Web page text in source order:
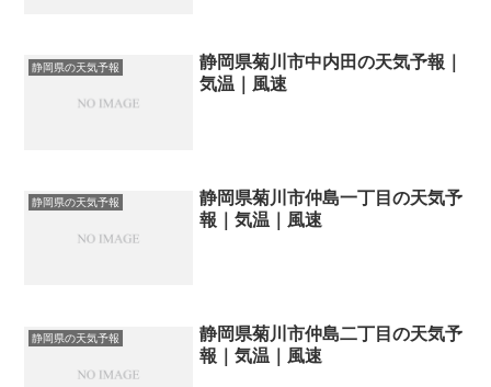
静岡県の天気予報
静岡県菊川市中内田の天気予報｜
気温｜風速
静岡県の天気予報
静岡県菊川市仲島一丁目の天気予
報｜気温｜風速
静岡県の天気予報
静岡県菊川市仲島二丁目の天気予
報｜気温｜風速